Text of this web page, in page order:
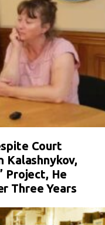
Court
Kalashnykov,
Project, He
Three Years